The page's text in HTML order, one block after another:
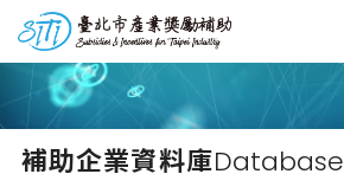
到
內
台北市產業獎勵補助
補助企業資料庫Database